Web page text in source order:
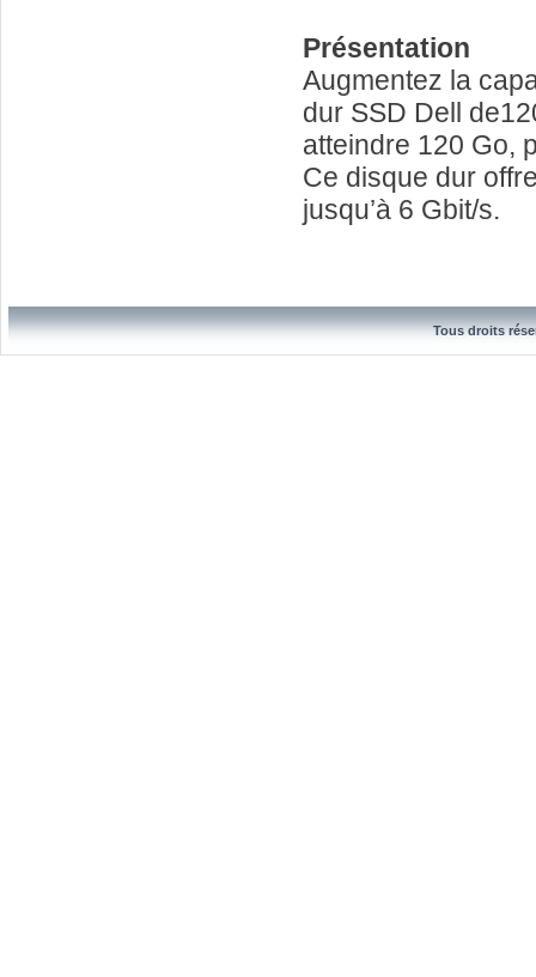
Présentation
Augmentez la
dur SSD Dell
atteindre 120 Go,
Ce disque dur
jusqu’à 6 Gbit/s.
Tous droits